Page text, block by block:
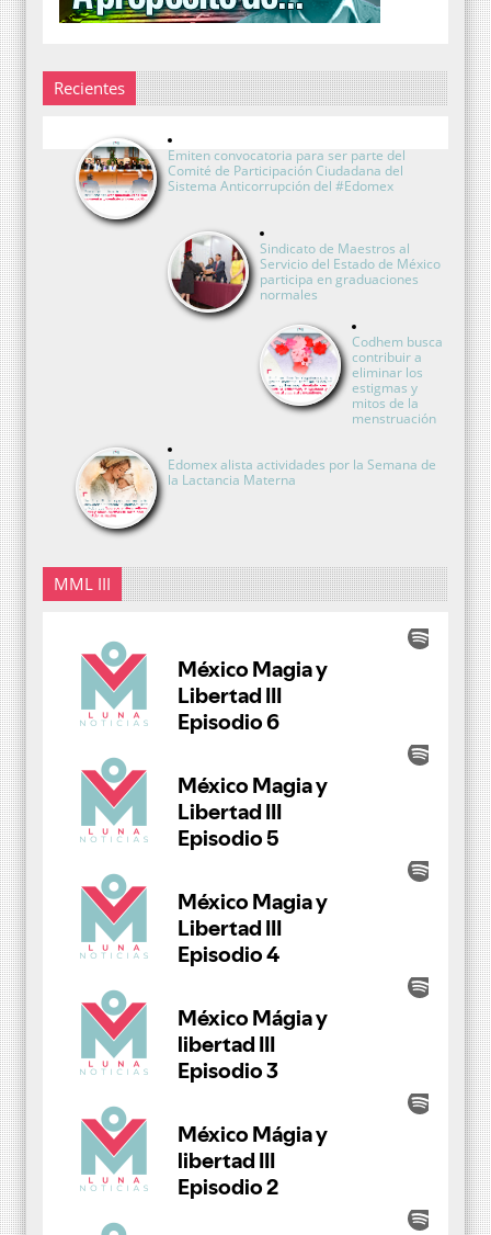
Recientes
Emiten convocatoria para ser parte del
Comité de Participación Ciudadana del
Sistema Anticorrupción del #Edomex
Sindicato de Maestros al
Servicio del Estado de México
participa en graduaciones
normales
Codhem busca
contribuir a
eliminar los
estigmas y
mitos de la
menstruación
Edomex alista actividades por la Semana de
la Lactancia Materna
MML III